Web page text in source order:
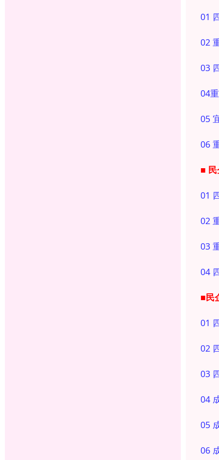
01
02
03
04
05
06
■
01
02
03
04
■民
01
02
03
04
05
06